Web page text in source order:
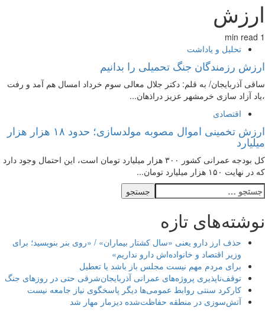
ارزش
1 min read
تحلیل و یاداشت
ارزش رزمندگان جنگ تحمیلی را بدانیم
ساقی آذربایجان/ به قلم: دکتر جلال معالی سوم خرداد امسال هم آمد و رفت
،یاد آزاد سازی خرمشهر عزیز دراذهان...
اقتصادی
ارزش تخمینی اموال مصوبه مولدسازی؛ حدود ۱۸ هزار هزار
میلیارد
کل بودجه عمرانی کشور ۳۰۰ هزار میلیارد تومان است، این احتمال وجود دارد
که در نهایت ۱۵۰ هزار میلیارد تومان...
نوشته‌های تازه
حذف ارز دارو یعنی «سال کشتار بیماران» / «روی بنر بنویسید؛ برای
وزیر اقتصاد و خانواده‌اش دارو نداریم»
برای مردم مهم نیست مجلس باز باشد یا تعطیل
توقف‌ناپذیری پروژه‌های عمرانی آذربایجان‌شرقی حتی در روزهای جنگ
کارکرد سنتی روابط عمومی‌ها دیگر پاسخگوی نیاز جامعه نیست
آتش‌سوزی در منطقه حفاظت‌شده دیزمار مهار شد